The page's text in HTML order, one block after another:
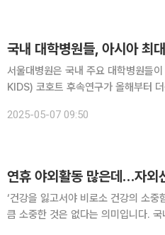
국내 대학병원들, 아시아 최
서울대병원은 국내 주요 대학병원들
KIDS) 코호트 후속연구가 올해부터 더욱 확대된다고 7
연구를 진행 중이다. 2022년부터 4
2025-05-07 09:50
연휴 야외활동 많은데…자외
‘건강을 잃고서야 비로소 건강의 소
큼 소중한 것은 없다는 의미입니다.